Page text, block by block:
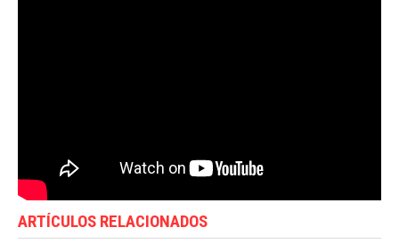
ARTÍCULOS RELACIONADOS